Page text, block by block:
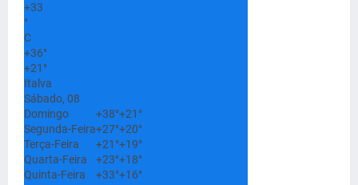
+33
°
C
+36°
+21°
Italva
Sábado, 08
Domingo
+38°+21°
Segunda-Feira+27°+20°
Terça-Feira
+21°+19°
Quarta-Feira
+23°+18°
Quinta-Feira
+33°+16°